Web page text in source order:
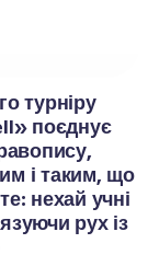
турніру
поєднує
і таким, що
нехай учні
рух із